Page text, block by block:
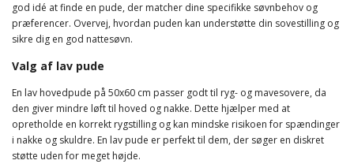
god idé at finde en pude, der matcher dine specifikke søvnbehov og
præferencer. Overvej, hvordan puden kan understøtte din sovestilling og
sikre dig en god nattesøvn.
Valg af lav pude
En lav hovedpude på 50x60 cm passer godt til ryg- og mavesovere, da
den giver mindre løft til hoved og nakke. Dette hjælper med at
opretholde en korrekt rygstilling og kan mindske risikoen for spændinger
i nakke og skuldre. En lav pude er perfekt til dem, der søger en diskret
støtte uden for meget højde.